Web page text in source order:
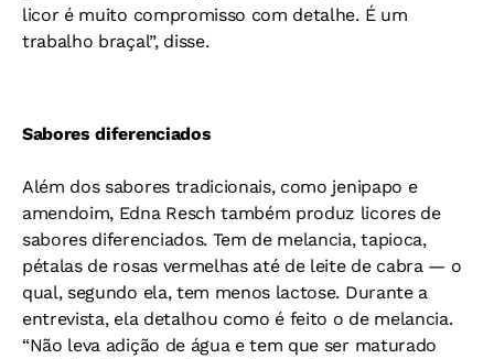
licor é muito compromisso com detalhe. É um
trabalho braçal”, disse.
Sabores diferenciados
Além dos sabores tradicionais, como jenipapo e
amendoim, Edna Resch também produz licores de
sabores diferenciados. Tem de melancia, tapioca,
pétalas de rosas vermelhas até de leite de cabra — o
qual, segundo ela, tem menos lactose. Durante a
entrevista, ela detalhou como é feito o de melancia.
“Não leva adição de água e tem que ser maturado